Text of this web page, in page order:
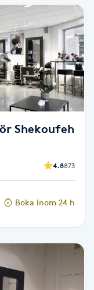
4.8873
Boka inom 24 h